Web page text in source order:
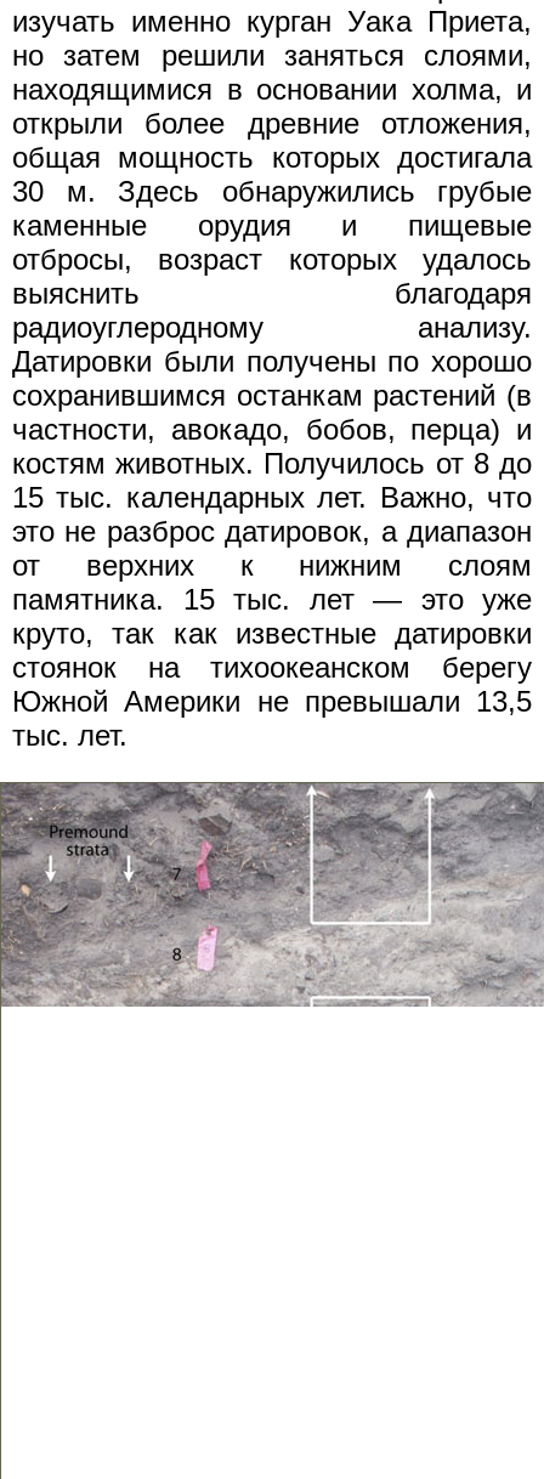
изучать именно курган Уака Приета,
но затем решили заняться слоями,
находящимися в основании холма, и
открыли более древние отложения,
общая мощность которых достигала
30 м. Здесь обнаружились грубые
каменные орудия и пищевые
отбросы, возраст которых удалось
выяснить благодаря
радиоуглеродному анализу.
Датировки были получены по хорошо
сохранившимся останкам растений (в
частности, авокадо, бобов, перца) и
костям животных. Получилось от 8 до
15 тыс. календарных лет. Важно, что
это не разброс датировок, а диапазон
от верхних к нижним слоям
памятника. 15 тыс. лет — это уже
круто, так как известные датировки
стоянок на тихоокеанском берегу
Южной Америки не превышали 13,5
тыс. лет.